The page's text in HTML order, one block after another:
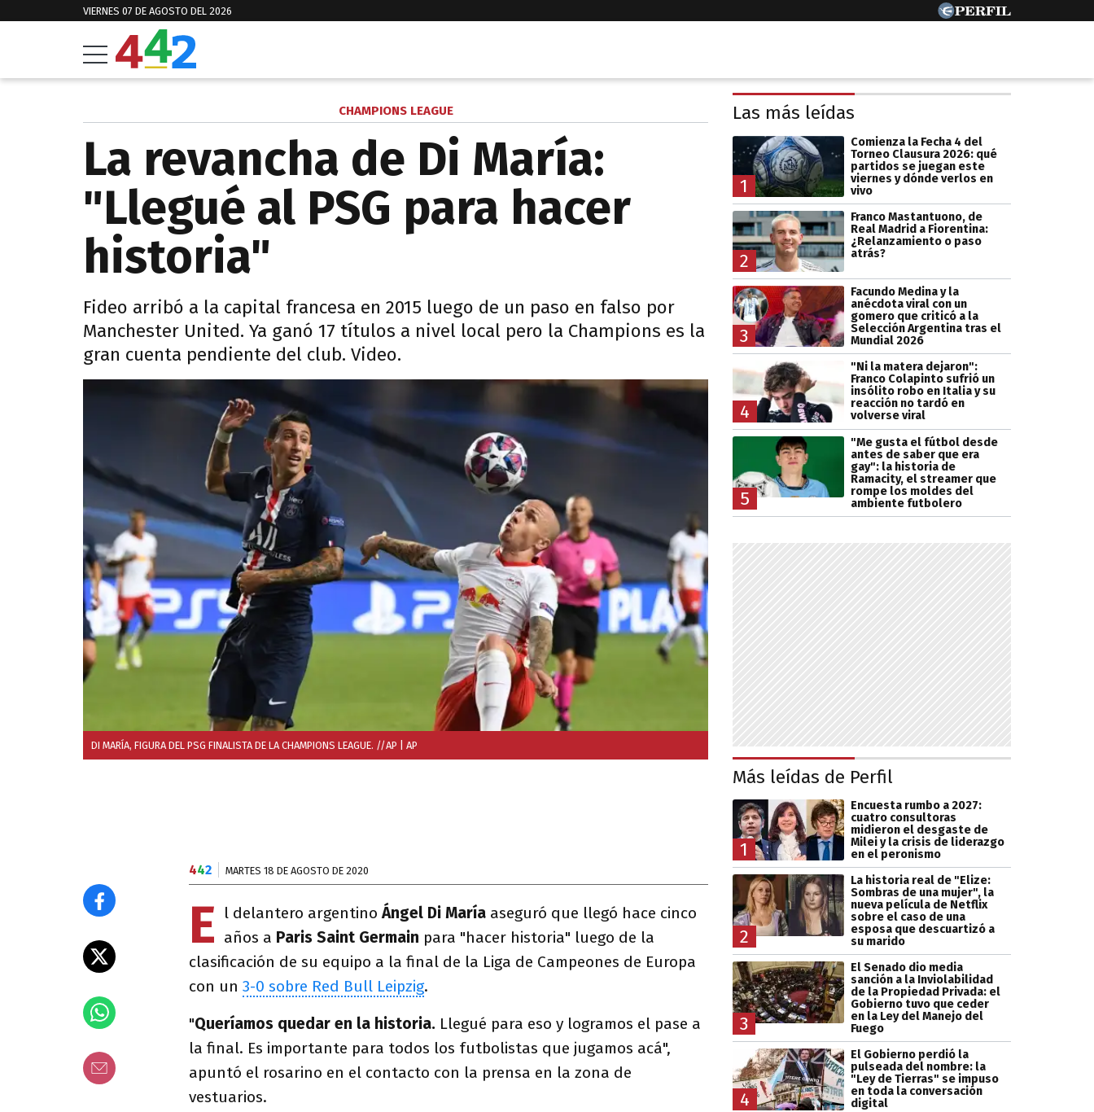
VIERNES 07 DE AGOSTO DEL 2026
CHAMPIONS LEAGUE
La revancha de Di María:
"Llegué al PSG para hacer
historia"
Fideo arribó a la capital francesa en 2015 luego de un paso en falso por
Manchester United. Ya ganó 17 títulos a nivel local pero la Champions es la
gran cuenta pendiente del club. Video.
DI MARÍA, FIGURA DEL PSG FINALISTA DE LA CHAMPIONS LEAGUE. //AP | AP
442 MARTES 18 DE AGOSTO DE 2020
E l delantero argentinoÁngel Di María aseguró que llegó hace cinco
años a Paris Saint Germain para "hacer historia" luego de la
clasificación de su equipo a la final de la Liga de Campeones de Europa
con un 3-0 sobre Red Bull Leipzig.
"Queríamos quedar en la historia. Llegué para eso y logramos el pase a
la final. Es importante para todos los futbolistas que jugamos acá",
apuntó el rosarino en el contacto con la prensa en la zona de
vestuarios.
Las más leídas
1
Comienza la Fecha 4 del
Torneo Clausura 2026: qué
partidos se juegan este
viernes y dónde verlos en
vivo
2
Franco Mastantuono, de
Real Madrid a Fiorentina:
¿Relanzamiento o paso
atrás?
3
Facundo Medina y la
anécdota viral con un
gomero que criticó a la
Selección Argentina tras el
Mundial 2026
4
"Ni la matera dejaron":
Franco Colapinto sufrió un
insólito robo en Italia y su
reacción no tardó en
volverse viral
5
"Me gusta el fútbol desde
antes de saber que era
gay": la historia de
Ramacity, el streamer que
rompe los moldes del
ambiente futbolero
Más leídas de Perfil
1
Encuesta rumbo a 2027:
cuatro consultoras
midieron el desgaste de
Milei y la crisis de liderazgo
en el peronismo
2
La historia real de "Elize:
Sombras de una mujer", la
nueva película de Netflix
sobre el caso de una
esposa que descuartizó a
su marido
3
El Senado dio media
sanción a la Inviolabilidad
de la Propiedad Privada: el
Gobierno tuvo que ceder
en la Ley del Manejo del
Fuego
4
El Gobierno perdió la
pulseada del nombre: la
"Ley de Tierras" se impuso
en toda la conversación
digital